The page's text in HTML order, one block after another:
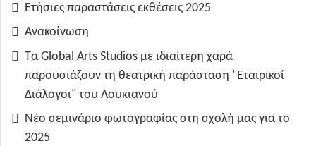
Ετήσιες παραστάσεις εκθέσεις 2025
Ανακοίνωση
Τα Global Arts Studios με ιδιαίτερη χαρά
παρουσιάζουν τη θεατρική παράσταση "Εταιρικοί
Διάλογοι" του Λουκιανού
Νέο σεμινάριο φωτογραφίας στη σχολή μας για το
2025